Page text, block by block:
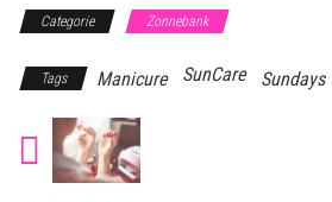
Categorie Zonnebank
Tags Manicure SunCare Sundays